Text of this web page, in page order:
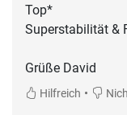
Top*
Superstabilität &
Grüße David
Hilfreich •